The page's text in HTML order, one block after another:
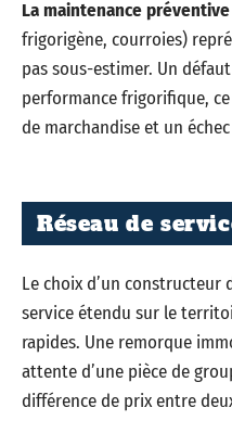
La maintenance
frigorigène, courroies)
pas sous-estimer. Un
performance frigorifique,
de marchandise et un
Réseau de
Le choix d’un constructeur
service étendu sur le
rapides. Une remorque
attente d’une pièce de
différence de prix entre